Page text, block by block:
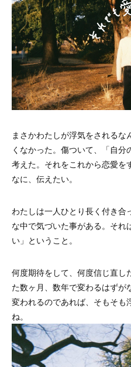
まさかわたしが浮気をされる
くなかった。傷ついて、「自
考えた。それをこれから恋愛を
なに、伝えたい。
わたしは一人ひとり長く付き合
な中で気づいた事がある。それ
い」ということ。
何度期待をして、何度信じ直し
た数ヶ月、数年で変わるはずが
変われるのであれば、そもそも
ね。